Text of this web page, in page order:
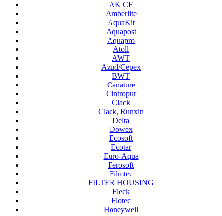
AK CF
Amberlite
AquaKit
Aquapost
Aquapro
Atoll
AWT
Azud/Cepex
BWT
Canature
Cintropur
Clack
Clack, Runxin
Delta
Dowex
Ecosoft
Ecotar
Euro-Aqua
Ferosoft
Filmtec
FILTER HOUSING
Fleck
Flotec
Honeywell